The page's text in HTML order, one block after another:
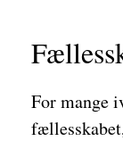
For mange